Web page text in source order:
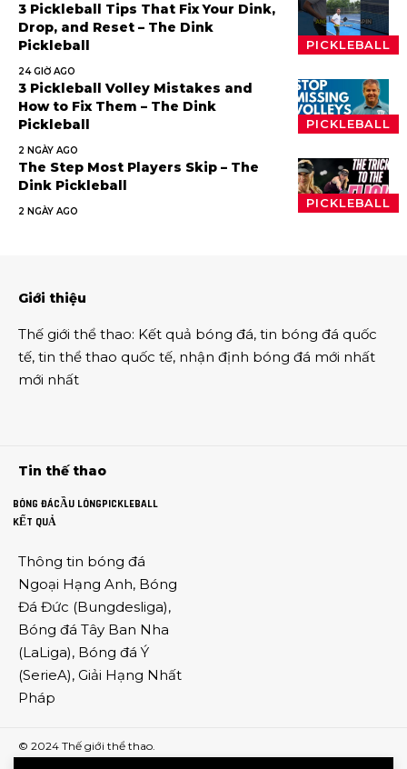
PICKLEBALL
3 Pickleball Tips That Fix Your Dink,
Drop, and Reset – The Dink
Pickleball
24 GIỜ AGO
PICKLEBALL
3 Pickleball Volley Mistakes and
How to Fix Them – The Dink
Pickleball
2 NGÀY AGO
PICKLEBALL
The Step Most Players Skip – The
Dink Pickleball
2 NGÀY AGO
Giới thiệu
Thế giới thể thao: Kết quả bóng đá, tin bóng đá quốc
tế, tin thể thao quốc tế, nhận định bóng đá mới nhất
mới nhất
Tin thế thao
BÓNG ĐÁCẦU LÔNGPICKLEBALL
KẾT QUẢ
Thông tin bóng đá
Ngoại Hạng Anh, Bóng
Đá Đức (Bungdesliga),
Bóng đá Tây Ban Nha
(LaLiga), Bóng đá Ý
(SerieA), Giải Hạng Nhất
Pháp
© 2024 Thế giới thể thao.